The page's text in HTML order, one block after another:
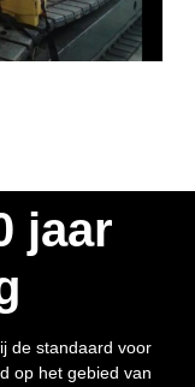
jaar
de standaard voor
op het gebied van